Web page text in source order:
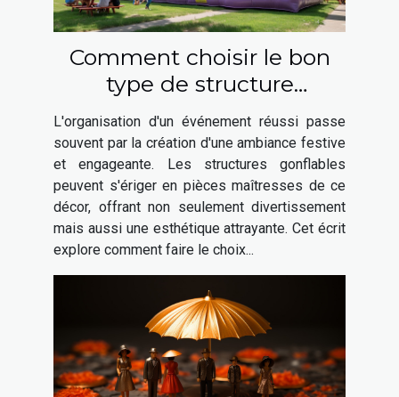
Comment choisir le bon
type de structure
gonflable pour votre
événement
L'organisation d'un événement réussi passe
souvent par la création d'une ambiance festive
et engageante. Les structures gonflables
peuvent s'ériger en pièces maîtresses de ce
décor, offrant non seulement divertissement
mais aussi une esthétique attrayante. Cet écrit
explore comment faire le choix...